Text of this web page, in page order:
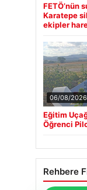
FETÖ’nün
Karatepe
ekipler
06/08/2026
Eğitim
Öğrenci
Rehbere